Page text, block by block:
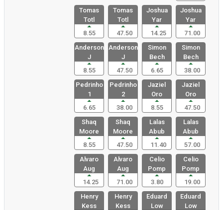
Tomas
Totl
8.55
Tomas
Totl
47.50
Joshua
Yar
14.25
Joshua
Yar
71.00
Anderson
J
8.55
Anderson
J
47.50
Simon
Bech
6.65
Simon
Bech
38.00
Pedrinho
1
6.65
Pedrinho
2
38.00
Jaziel
Oro
8.55
Jaziel
Oro
47.50
Shaq
Moore
8.55
Shaq
Moore
47.50
Lalas
Abub
11.40
Lalas
Abub
57.00
Alvaro
Aug
14.25
Alvaro
Aug
71.00
Celio
Pomp
3.80
Celio
Pomp
19.00
Henry
Kess
Henry
Kess
Eduard
Low
Eduard
Low